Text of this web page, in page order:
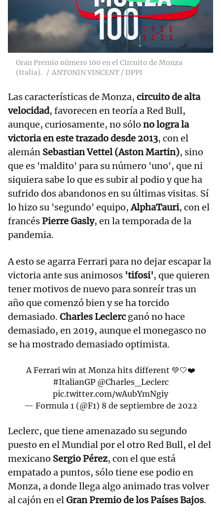
Gran Premio número 100 en el Circuito de Monza
(Italia).
ANTONIN VINCENT / DPPI
Las características de Monza, circuito de alta
velocidad, favorecen en teoría a Red Bull,
aunque, curiosamente, no sólo no logra la
victoria en este trazado desde 2013, con el
alemán Sebastian Vettel (Aston Martin), sino
que es 'maldito' para su número 'uno', que ni
siquiera sabe lo que es subir al podio y que ha
sufrido dos abandonos en su últimas visitas. Sí
lo hizo su 'segundo' equipo,AlphaTauri, con el
francésPierre Gasly, en la temporada de la
pandemia.
A esto se agarra Ferrari para no dejar escapar la
victoria ante sus animosos 'tifosi', que quieren
tener motivos de nuevo para sonreír tras un
año que comenzó bien y se ha torcido
demasiado. Charles Leclercganó no hace
demasiado, en 2019, aunque el monegasco no
se ha mostrado demasiado optimista.
A Ferrari win at Monza hits different 💚🤍❤️
#ItalianGP @Charles_Leclerc
pic.twitter.com/wAubYmNgiy
— Formula 1 (@F1) 8 de septiembre de 2022
Leclerc, que tiene amenazado su segundo
puesto en el Mundial por el otro Red Bull, el del
mexicano Sergio Pérez, con el que está
empatado a puntos, sólo tiene ese podio en
Monza, a donde llega algo animado tras volver
al cajón en elGran Premio de los Países Bajos.